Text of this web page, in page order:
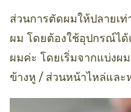
ส่วนการตัดผมให้ปลายเท่
ผม โดยต้องใช้อุปกรณ์ได้
ผมค่ะ โดยเริ่มจากแบ่งผ
ข้างหู / ส่วนหน้าไหล่และ